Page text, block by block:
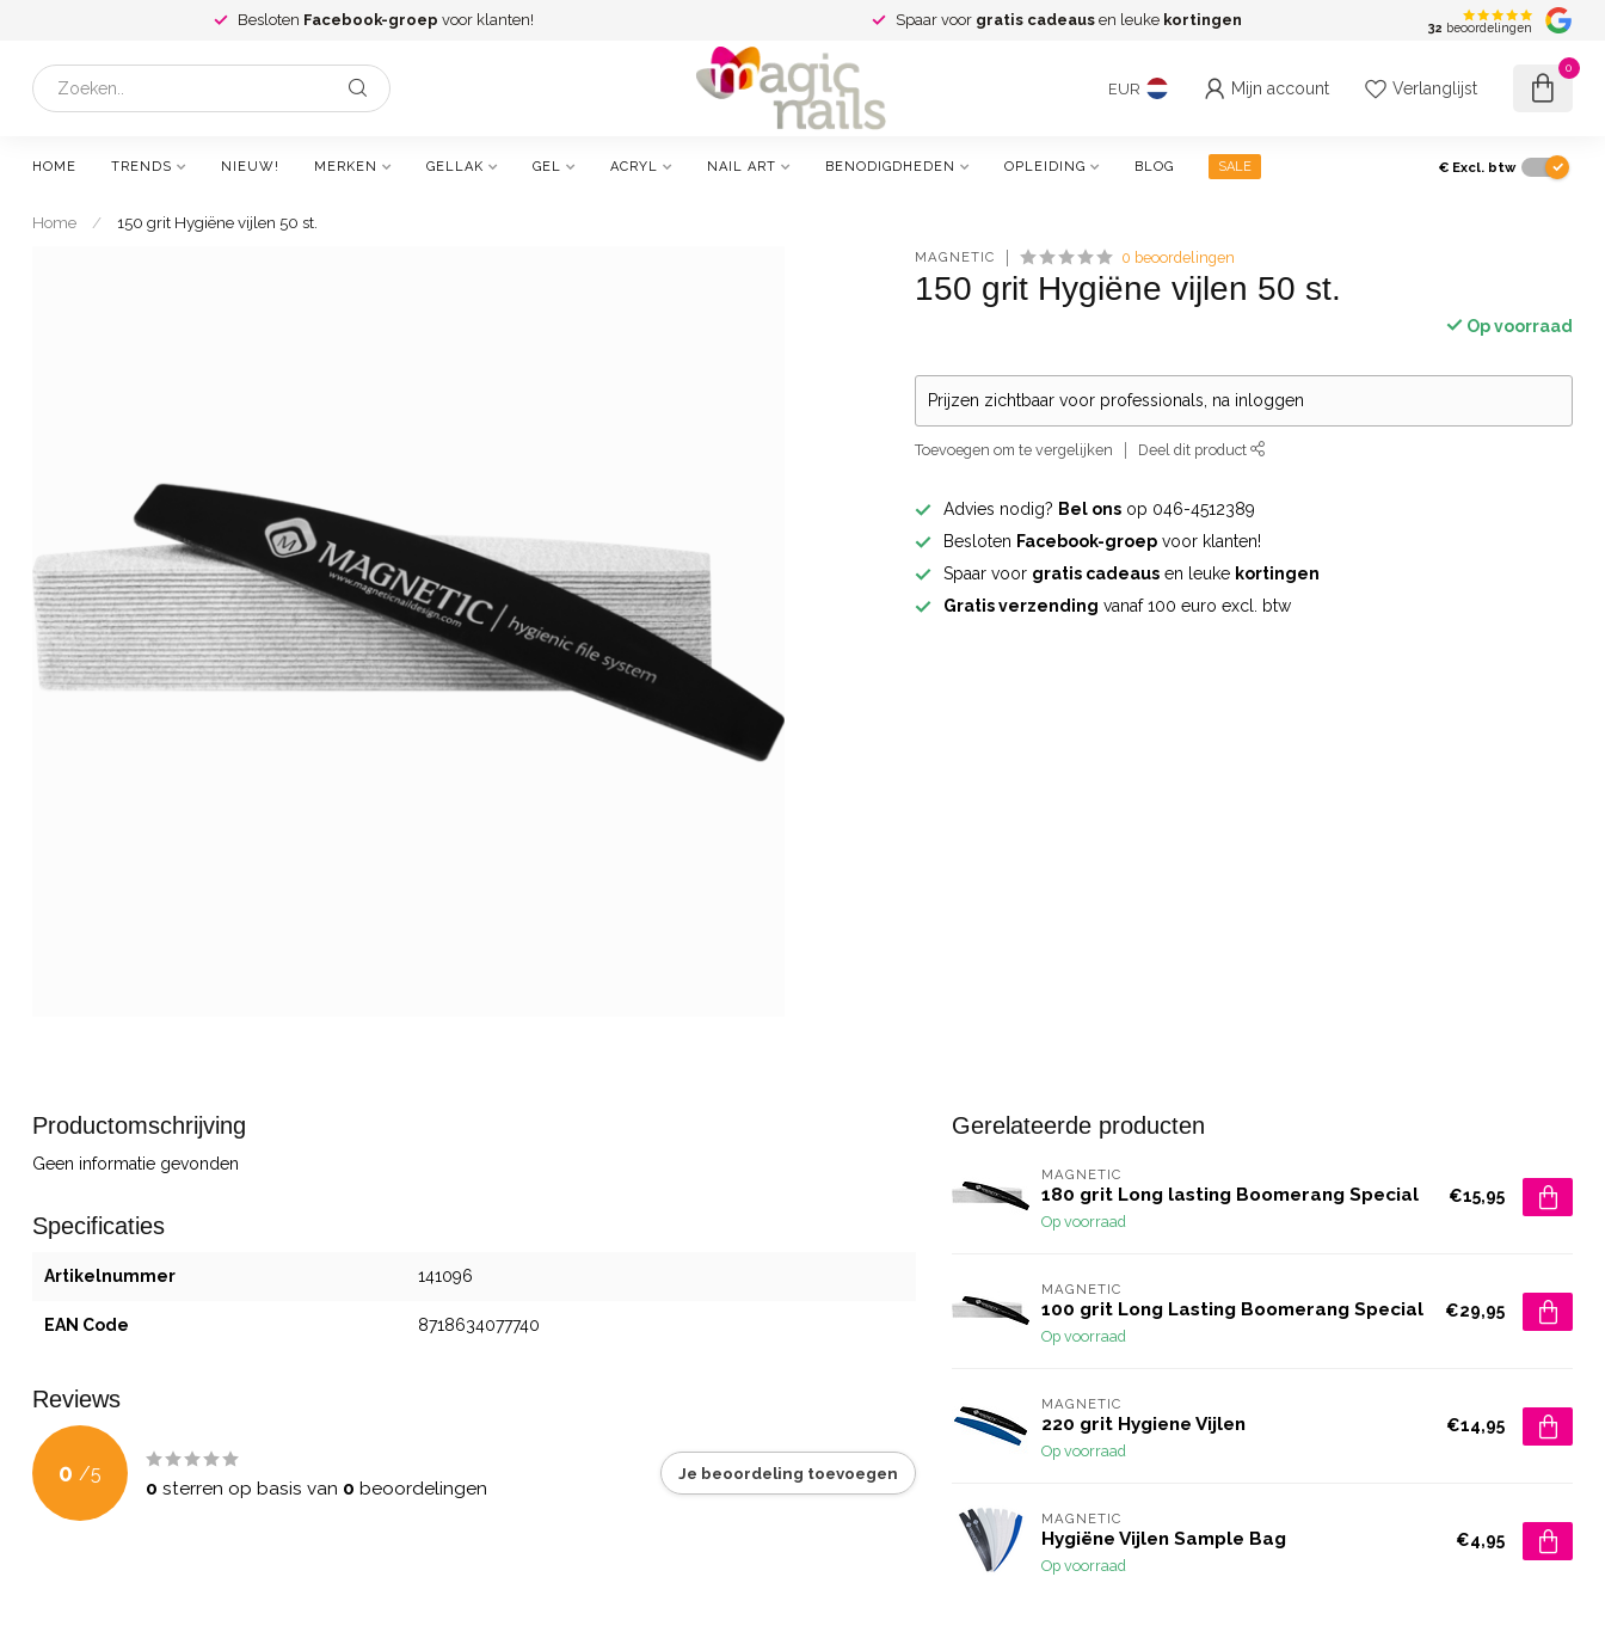
Besloten Facebook-groep voor klanten! Spaar voor gratis cadeaus en leuke kortingen 32 beoordelingen
EUR Mijn account Verlanglijst
0
HOME TRENDS NIEUW! MERKEN GELLAK GEL ACRYL NAIL ART BENODIGDHEDEN OPLEIDING BLOG SALE € Excl. btw
Home / 150 grit Hygiëne vijlen 50 st.
MAGNETIC 0 beoordelingen
150 grit Hygiëne vijlen 50 st.
Op voorraad
Prijzen zichtbaar voor professionals, na inloggen
Toevoegen om te vergelijken Deel dit product
Advies nodig? Bel ons op 046-4512389
Besloten Facebook-groep voor klanten!
Spaar voor gratis cadeaus en leuke kortingen
Gratis verzending vanaf 100 euro excl. btw
Productomschrijving
Geen informatie gevonden
Specificaties
Artikelnummer 141096
EAN Code 8718634077740
Reviews
0 /5
0 sterren op basis van 0 beoordelingen
Je beoordeling toevoegen
Gerelateerde producten
MAGNETIC
180 grit Long lasting Boomerang Special
Op voorraad
€15,95
MAGNETIC
100 grit Long Lasting Boomerang Special
Op voorraad
€29,95
MAGNETIC
220 grit Hygiene Vijlen
Op voorraad
€14,95
MAGNETIC
Hygiëne Vijlen Sample Bag
Op voorraad
€4,95